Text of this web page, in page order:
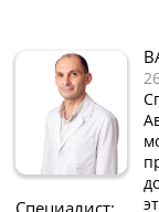
Специалист: